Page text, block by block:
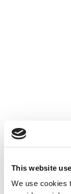
This website
We use cookies